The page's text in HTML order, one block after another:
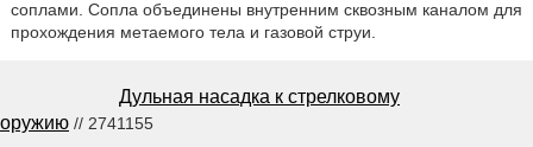
соплами. Сопла объединены внутренним сквозным каналом для
прохождения метаемого тела и газовой струи.
Дульная насадка к стрелковому
оружию // 2741155